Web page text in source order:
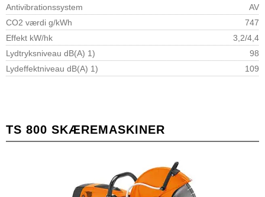
Antivibrationssystem
AV
CO2 værdi g/kWh
747
Effekt kW/hk
3,2/4,4
Lydtryksniveau dB(A) 1)
98
Lydeffektniveau dB(A) 1)
109
TS 800 SKÆREMASKINER